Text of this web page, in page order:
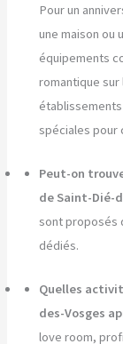
Pour un
une maison ou
équipements
romantique sur
spéciales pour
Peut-on
de Saint-Dié-
sont proposés
dédiés.
Quelles
des-Vosges
love room,